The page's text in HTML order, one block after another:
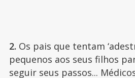
2. Os pais que tentam
pequenos aos seus filhos
seguir seus passos...